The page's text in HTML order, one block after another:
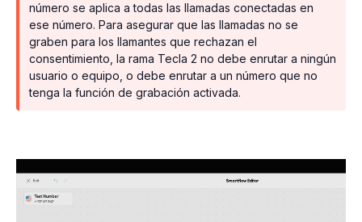
número se aplica a todas las llamadas conectadas en
ese número. Para asegurar que las llamadas no se
graben para los llamantes que rechazan el
consentimiento, la rama Tecla 2 no debe enrutar a ningún
usuario o equipo, o debe enrutar a un número que no
tenga la función de grabación activada.